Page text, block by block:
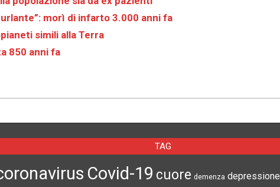
morì di infarto 3.000 anni fa
simili alla Terra
850 anni fa
TAG
Covid-19 cuore demenza depressione